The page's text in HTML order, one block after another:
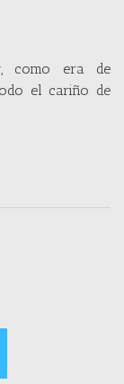
como era de
el cariño de